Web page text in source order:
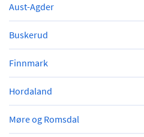
Aust-Agder
Buskerud
Finnmark
Hordaland
Møre og Romsdal